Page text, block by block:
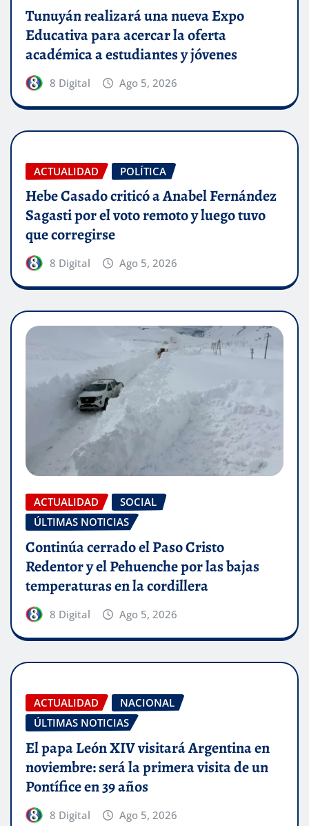
Tunuyán realizará una nueva Expo
Educativa para acercar la oferta
académica a estudiantes y jóvenes
8 Digital Ago 5, 2026
ACTUALIDAD POLÍTICA
Hebe Casado criticó a Anabel Fernández
Sagasti por el voto remoto y luego tuvo
que corregirse
8 Digital Ago 5, 2026
ACTUALIDAD
SOCIAL
ÚLTIMAS NOTICIAS
Continúa cerrado el Paso Cristo
Redentor y el Pehuenche por las bajas
temperaturas en la cordillera
8 Digital Ago 5, 2026
ACTUALIDAD
NACIONAL
ÚLTIMAS NOTICIAS
El papa León XIV visitará Argentina en
noviembre: será la primera visita de un
Pontífice en 39 años
8 Digital Ago 5, 2026